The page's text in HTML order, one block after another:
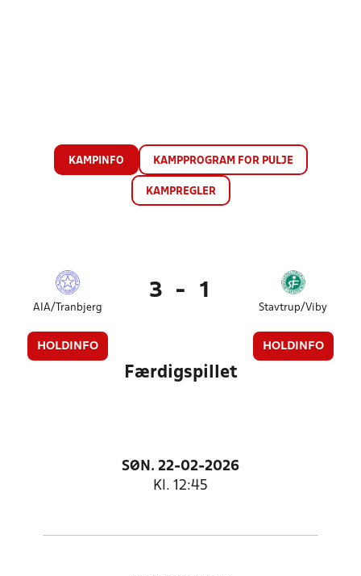
KAMPINFO KAMPPROGRAM FOR PULJE
KAMPREGLER
AIA/Tranbjerg
HOLDINFO
3 - 1
Stavtrup/Viby
HOLDINFO
Færdigspillet
SØN. 22-02-2026
Kl. 12:45